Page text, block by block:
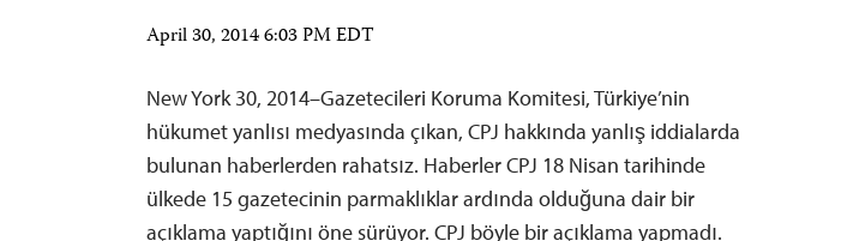
April 30, 2014 6:03 PM EDT
New York 30, 2014–Gazetecileri Koruma Komitesi, Türkiye’nin
hükumet yanlısı medyasında çıkan, CPJ hakkında yanlış iddialarda
bulunan haberlerden rahatsız. Haberler CPJ 18 Nisan tarihinde
ülkede 15 gazetecinin parmaklıklar ardında olduğuna dair bir
açıklama yaptığını öne sürüyor. CPJ böyle bir açıklama yapmadı.